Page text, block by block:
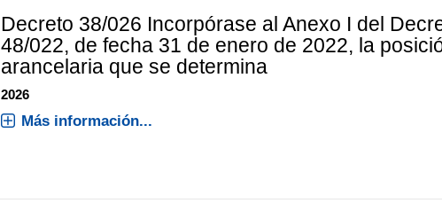
Decreto 38/026 Incorpórase al Anexo I del
48/022, de fecha 31 de enero de 2022, la
arancelaria que se determina
2026
Más información...